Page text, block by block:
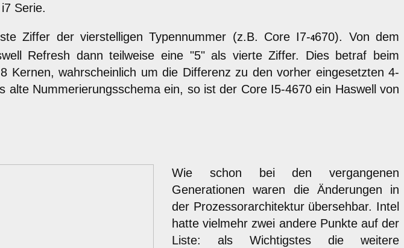
Serie.
Ziffer der vierstelligen Typennummer (z.B. Core I7-4670). Von dem
Refresh dann teilweise eine "5" als vierte Ziffer. Dies betraf beim
wahrscheinlich um die Differenz zu den vorher eingesetzten 4-
Nummerierungsschema ein, so ist der Core I5-4670 ein Haswell von
Wie schon bei den vergangenen
Generationen waren die Änderungen in
der Prozessorarchitektur übersehbar. Intel
hatte vielmehr zwei andere Punkte auf der
Liste: als Wichtigstes die weitere